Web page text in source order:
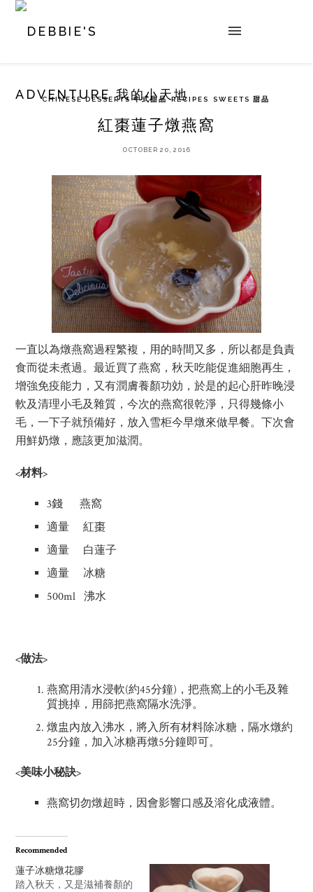
CHINESE DESSERTS 中式甜品 RECIPES SWEETS 甜品
紅棗蓮子燉燕窩
OCTOBER 20, 2016
一直以為燉燕窩過程繁複，用的時間又多，所以都是負責
食而從未煮過。最近買了燕窩，秋天吃能促進細胞再生，
增強免疫能力，又有潤膚養顏功効，於是的起心肝昨晚浸
軟及清理小毛及雜質，今次的燕窩很乾淨，只得幾條小
毛，一下子就預備好，放入雪柜今早燉來做早餐。下次會
用鮮奶燉，應該更加滋潤。
<材料>
3錢 燕窩
適量 紅棗
適量 白蓮子
適量 冰糖
500ml 沸水
<做法>
燕窩用清水浸軟(約45分鐘)，把燕窩上的小毛及雜
質挑掉，用篩把燕窩隔水洗淨。
燉盅內放入沸水，將入所有材料除冰糖，隔水燉約
25分鐘，加入冰糖再燉5分鐘即可。
<美味小秘訣>
燕窩切勿燉超時，因會影響口感及溶化成液體。
Recommended
蓮子冰糖燉花膠
踏入秋天，又是滋補養顏的